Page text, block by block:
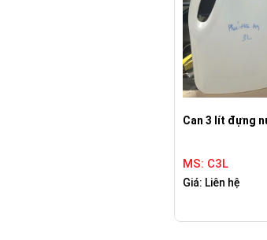
Can 3 lít đựng
MS: C3L
Giá: Liên hệ